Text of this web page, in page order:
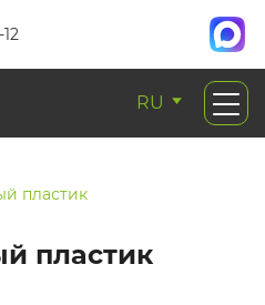
RU
пластик
пластик